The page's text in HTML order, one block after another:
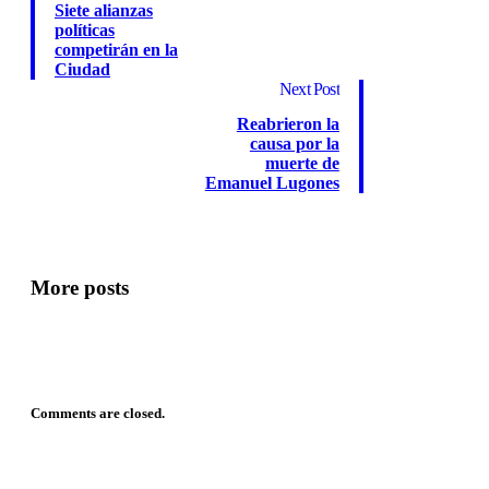
Siete alianzas
políticas
competirán en la
Ciudad
Next Post
Reabrieron la
causa por la
muerte de
Emanuel Lugones
More posts
Comments are closed.